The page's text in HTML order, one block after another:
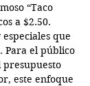
“Taco
a $2.50.
que
Para el público
presupuesto
este enfoque